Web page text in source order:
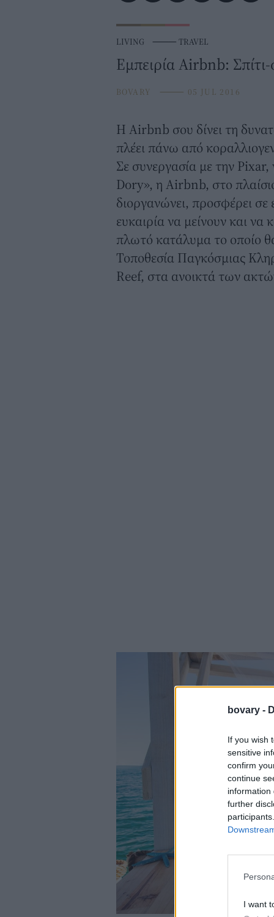
bovary -
If you wish
sensitive
confirm
continue
information
further
I want
LIVING ⸻ TRAVEL
Εμπειρία Airbnb:
BOVARY ⸻ 05 JUL 2016
Η Airbnb σου δίνει τη
πλέει πάνω από
Σε συνεργασία με την
Dory», η Airbnb, στο
διοργανώνει, προσφέρει σε
ευκαιρία να μείνουν και να
πλωτό κατάλυμα το οποίο
Τοποθεσία Παγκόσμιας
Reef, στα ανοικτά των